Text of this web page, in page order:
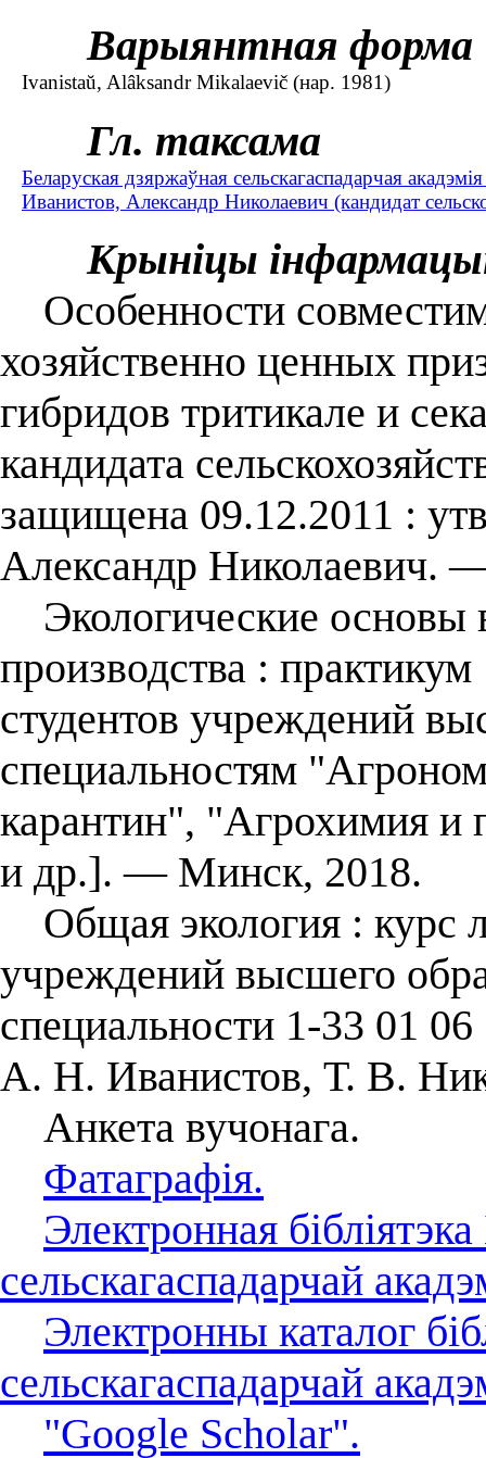
Варыянтная форма
Іvanіstaŭ, Alâksandr Mіkalaevіč (нар. 1981)
Гл. таксама
Беларуская дзяржаўная сельскагаспадарчая
Иванистов, Александр Николаевич (кандидат
Крыніцы
Особенности
хозяйственно ценных
гибридов тритикале и
кандидата
защищена 09.12.2011 :
Александр Николаевич.
Экологические основы
производства :
студентов учреждений
специальностям
карантин", "Агрохимия и
и др.]. — Минск, 2018.
Общая экология : курс
учреждений высшего
специальности 1-33 01 06
А. Н. Иванистов, Т. В.
Анкета вучонага.
Фатаграфія.
Электронная
сельскагаспадарчай
Электронны каталог
сельскагаспадарчай
"Google Scholar".